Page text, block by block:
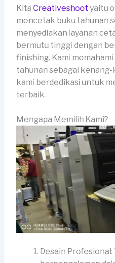
Kita Creativeshoot yaitu
mencetak buku tahunan
menyediakan layanan
bermutu tinggi dengan
finishing. Kami
tahunan sebagai kenang-
kami berdedikasi untuk
terbaik.
Mengapa Memilih Kami?
Desain